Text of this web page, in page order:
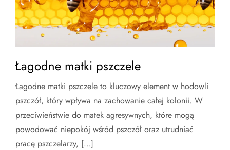
Łagodne matki pszczele
Łagodne matki pszczele to kluczowy element w hodowli
pszczół, który wpływa na zachowanie całej kolonii. W
przeciwieństwie do matek agresywnych, które mogą
powodować niepokój wśród pszczół oraz utrudniać
pracę pszczelarzy, […]